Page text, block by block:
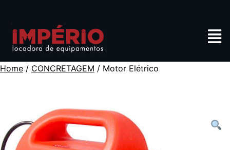
Home / CONCRETAGEM / Motor Elétrico